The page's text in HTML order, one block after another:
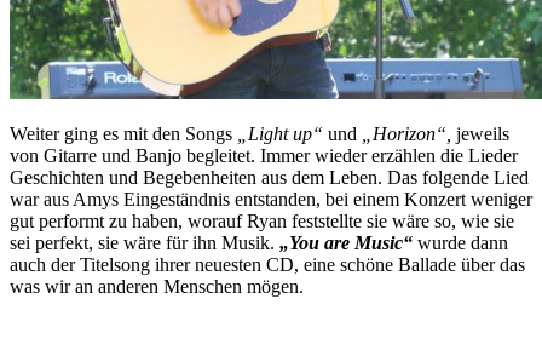
Weiter ging es mit den Songs „Light up“ und „Horizon“, jeweils
von Gitarre und Banjo begleitet. Immer wieder erzählen die Lieder
Geschichten und Begebenheiten aus dem Leben. Das folgende Lied
war aus Amys Eingeständnis entstanden, bei einem Konzert weniger
gut performt zu haben, worauf Ryan feststellte sie wäre so, wie sie
sei perfekt, sie wäre für ihn Musik. „You are Music“ wurde dann
auch der Titelsong ihrer neuesten CD, eine schöne Ballade über das
was wir an anderen Menschen mögen.